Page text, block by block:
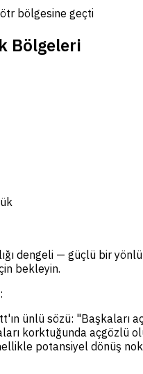
bölgesine geçti
Bölgeleri
dengeli — güçlü bir
bekleyin.
ünlü sözü: "Başkaları
korktuğunda açgözlü
potansiyel dönüş